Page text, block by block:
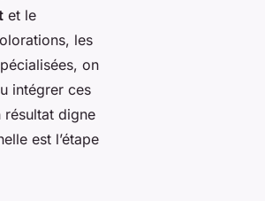
et le
les
on
intégrer ces
résultat digne
est l’étape